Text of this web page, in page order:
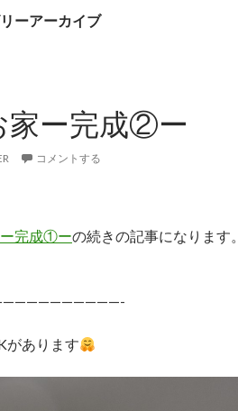
ーアーカイブ
家ー完成②ー
コメントする
完成①ーの続きの記事になります。
があります